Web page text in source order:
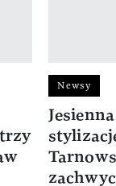
Newsy